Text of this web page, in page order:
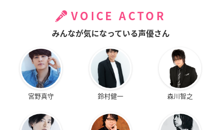
VOICE ACTOR
みんなが気になっている声優さん
宮野真守 鈴村健一 森川智之